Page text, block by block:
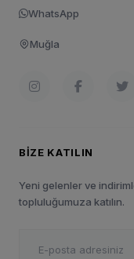
WhatsApp
Muğla
BIZE KATILIN
Yeni gelenler ve
topluluğumuza katılın.